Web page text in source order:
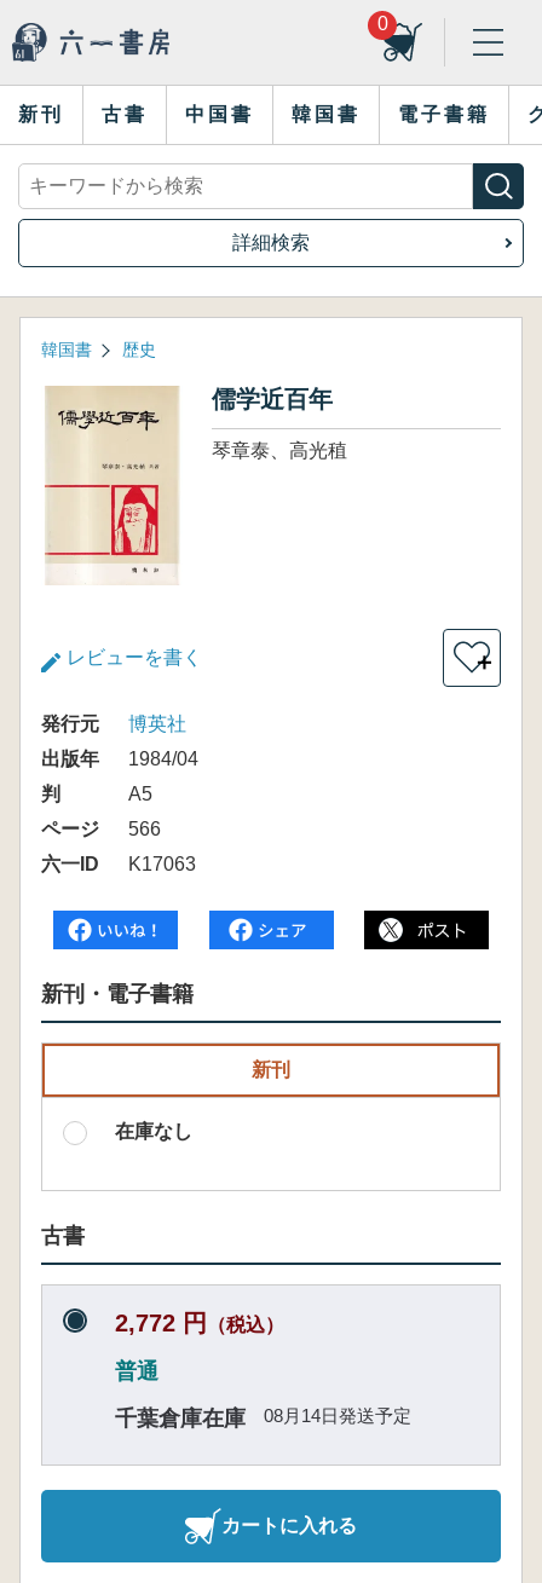
0
新刊 古書 中国書 韓国書 電子書籍
詳細検索
韓国書 歴史
儒学近百年
琴章泰、高光稙
レビューを書く ＋
発行元
博英社
出版年
1984/04
判
A5
ページ
566
六一ID
K17063
新刊・電子書籍
新刊
在庫なし
古書
2,772 円 （税込）
普通
千葉倉庫在庫
08月14日発送予定
カートに入れる